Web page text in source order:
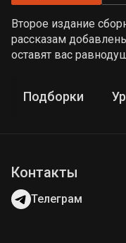
Второе издание
рассказам
оставят вас
Подборки
Контакты
Телеграм